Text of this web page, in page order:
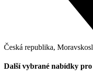
Česká republika,
Další vybrané nabídky pro